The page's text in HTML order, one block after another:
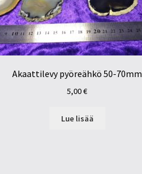
Akaattilevy pyöreähkö 50-70mm
5,00€
Lue lisää